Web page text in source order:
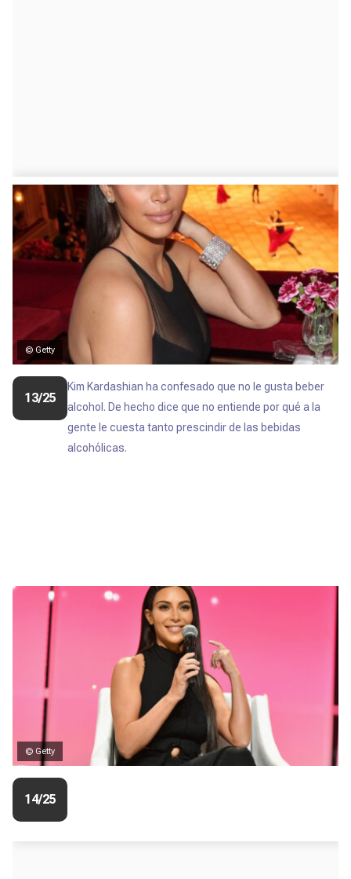
© Getty
13/25
Kim Kardashian ha confesado que no le gusta beber
alcohol. De hecho dice que no entiende por qué a la
gente le cuesta tanto prescindir de las bebidas
alcohólicas.
© Getty
14/25